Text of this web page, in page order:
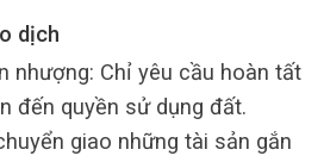
dịch
nhượng: Chỉ yêu cầu hoàn tất
đến quyền sử dụng đất.
giao những tài sản gắn